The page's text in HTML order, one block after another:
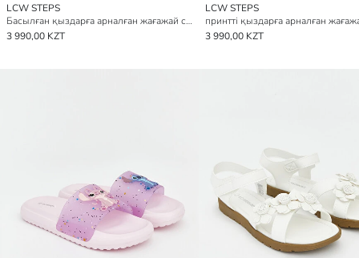
LCW STEPS
Басылған қыздарға арналған жағажай сандалдары
3 990,00 KZT
LCW STEPS
3 990,00 KZT